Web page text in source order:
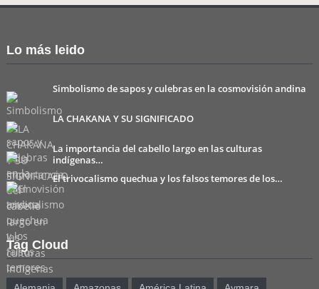
Lo más leido
Simbolismo de sapos y culebras en la cosmovisión andina
LA CHAKANA Y SU SIGNIFICADO
La importancia del cabello largo en las culturas
indígenas…
El trivocalismo quechua y los falsos temores de los…
Tag Cloud